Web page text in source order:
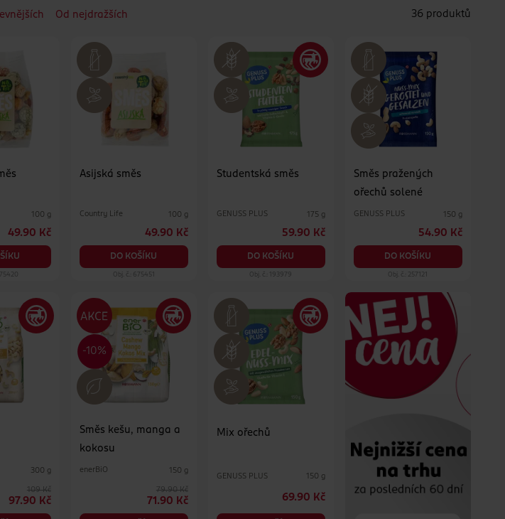
Od nejdražších 36 produktů
100 g
49.90 Kč
Asijská směs
Country Life 100 g
49.90 Kč
DO KOŠÍKU
Obj. č.: 675451
Studentská směs
GENUSS PLUS 175 g
59.90 Kč
DO KOŠÍKU
Obj. č.: 193979
Směs pražených
ořechů solené
GENUSS PLUS 150 g
54.90 Kč
DO KOŠÍKU
Obj. č.: 257121
300 g
109 Kč
97.90 Kč
Směs kešu, manga a
kokosu
enerBiO 150 g
79.90 Kč
71.90 Kč
Mix ořechů
GENUSS PLUS 150 g
69.90 Kč